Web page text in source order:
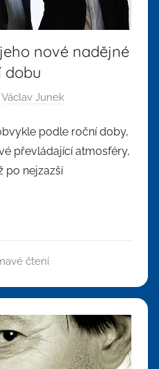
nové nadějné
dobu
Václav Junek
podle roční doby,
převládající atmosféry,
po nejzazší
čtení